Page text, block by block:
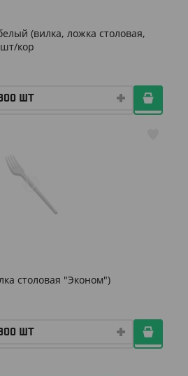
(вилка, ложка столовая,
кор
столовая "Эконом")